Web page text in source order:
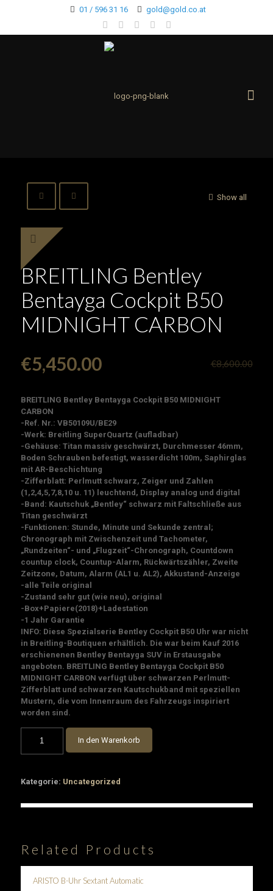
01 / 596 31 16 gold@gold.co.at
Show all
BREITLING Bentley
Bentayga Cockpit B50
MIDNIGHT CARBON
€8,600.00
€5,450.00
BREITLING Bentley Bentayga Cockpit B50 MIDNIGHT
CARBON
-Ref. Nr.: VB50109U/BE29
-Werk: Breitling SuperQuartz (aufladbar)
-Gehäuse: Titan massiv geschwärzt, Durchmesser 46mm,
Boden Schrauben befestigt, wasserdicht 100m, Saphirglas
mit AR-Beschichtung
-Zifferblatt: Perlmutt schwarz, Zeiger und Zahlen
(1,2,4,5,7,8,10 u. 11) leuchtend, Display analog und digital
-Band: Kautschuk „Bentley“ schwarz mit Faltschließe aus
Titan geschwärzt
-Funktionen: Stunde, Minute und Sekunde zentral;
Chronograph mit Zwischenzeit und Tachometer,
„Rundzeiten“- und „Flugzeit“-Chronograph, Countdown
countup clock, Countup-Alarm, Rückwärtszähler, Zweite
Zeitzone, Datum, Alarm (AL1 u. AL2), Akkustand-Anzeige
-alle Teile original
-Zustand sehr gut (wie neu), original
-Box+Papiere(2018)+Ladestation
-1 Jahr Garantie
INFO: Diese Spezialserie Bentley Cockpit B50 Uhr war nicht
in Breitling-Boutiquen erhältlich. Die war beim Kauf 2016
erschienenen Bentley Bentayga SUV in Erstausgabe
angeboten. BREITLING Bentley Bentayga Cockpit B50
MIDNIGHT CARBON verfügt über schwarzen Perlmutt-
Zifferblatt und schwarzen Kautschukband mit speziellen
Mustern, die vom Innenraum des Fahrzeugs inspiriert
worden sind.
Bentley
Bentayga
B50
CARBON
In den Warenkorb
Kategorie: Uncategorized
Related Products
ARISTO B-Uhr Sextant Automatic